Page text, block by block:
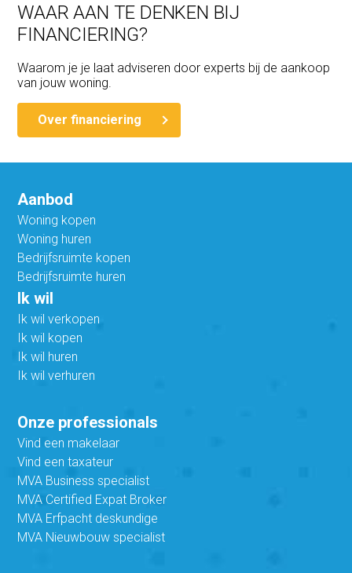
WAAR AAN TE DENKEN BIJ
FINANCIERING?
Waarom je je laat adviseren door experts bij de aankoop
van jouw woning.
Over financiering
Aanbod
Woning kopen
Woning huren
Bedrijfsruimte kopen
Bedrijfsruimte huren
Ik wil
Ik wil verkopen
Ik wil kopen
Ik wil huren
Ik wil verhuren
Onze professionals
Vind een makelaar
Vind een taxateur
MVA Business specialist
MVA Certified Expat Broker
MVA Erfpacht deskundige
MVA Nieuwbouw specialist